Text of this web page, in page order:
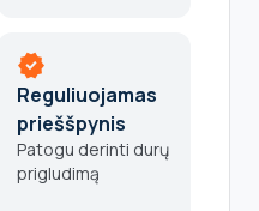
verified
Reguliuojamas
prieššpynis
Patogu derinti durų
prigludimą